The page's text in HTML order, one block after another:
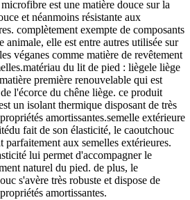
est une matière douce sur la
et néanmoins résistante aux
complètement exempte de composants
animale, elle est entre autres utilisée sur
véganes comme matière de revêtement
du lit de pied : liègele liège
première renouvelable qui est
l'écorce du chêne liège. ce produit
un isolant thermique disposant de très
amortissantes.semelle extérieure
fait de son élasticité, le caoutchouc
parfaitement aux semelles extérieures.
lui permet d'accompagner le
naturel du pied. de plus, le
s'avère très robuste et dispose de
amortissantes.